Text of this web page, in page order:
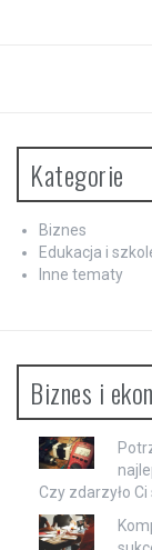
Kategorie
Biznes
Edukacja i
Inne tematy
Biznes i
Czy zdarzyło